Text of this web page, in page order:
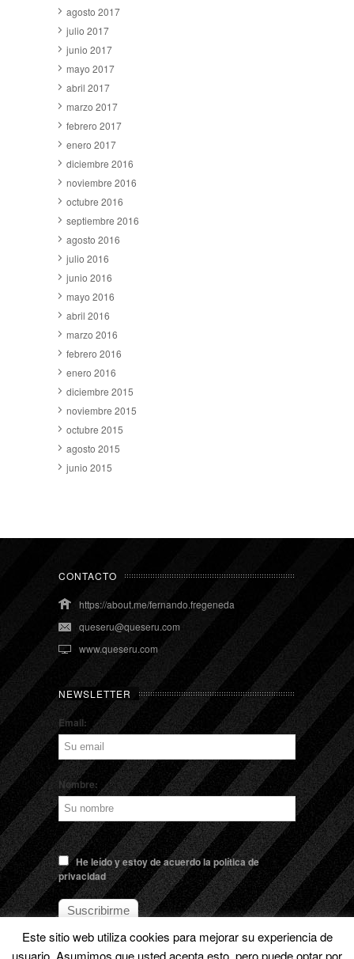
agosto 2017
julio 2017
junio 2017
mayo 2017
abril 2017
marzo 2017
febrero 2017
enero 2017
diciembre 2016
noviembre 2016
octubre 2016
septiembre 2016
agosto 2016
julio 2016
junio 2016
mayo 2016
abril 2016
marzo 2016
febrero 2016
enero 2016
diciembre 2015
noviembre 2015
octubre 2015
agosto 2015
junio 2015
CONTACTO
https://about.me/fernando.fregeneda
queseru@queseru.com
www.queseru.com
NEWSLETTER
Email:
Nombre:
He leído y estoy de acuerdo la política de
privacidad
Este sitio web utiliza cookies para mejorar su experiencia de
usuario. Asumimos que usted acepta esto, pero puede optar por